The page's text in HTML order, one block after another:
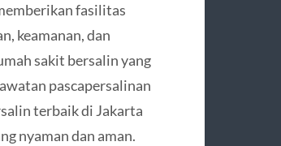
fasilitas
keamanan, dan
sakit bersalin yang
pascapersalinan
terbaik di Jakarta
nyaman dan aman.